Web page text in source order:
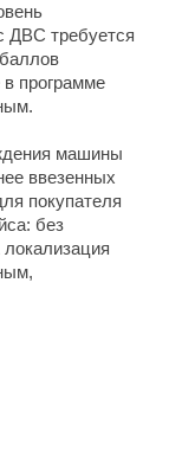
ДВС требуется
в программе
машины
ввезенных
покупателя
без